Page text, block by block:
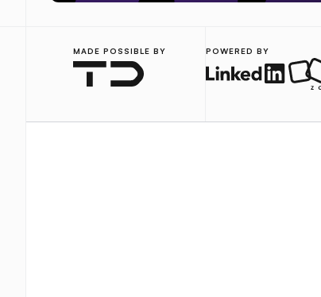
MADE POSSIBLE BY POWERED BY